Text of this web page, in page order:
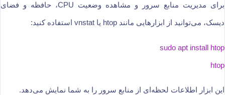
برای مدیریت منابع سرور و مشاهده وضعیت CPU، حافظه و فضای
دیسک، می‌توانید از ابزارهایی مانند htop یا vnstat استفاده کنید:
sudo apt install htop
htop
این ابزار اطلاعات لحظه‌ای از منابع سرور را به شما نمایش می‌دهد.